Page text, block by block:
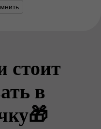
стоит
в